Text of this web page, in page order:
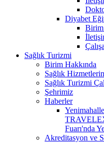
Diyabet
Birim
Sağlık Turizmi
Birim Hakkında
Sağlık
Sağlık Turizmi
Şehrimiz
Haberler
Fuarı'nda
Akreditasyon ve